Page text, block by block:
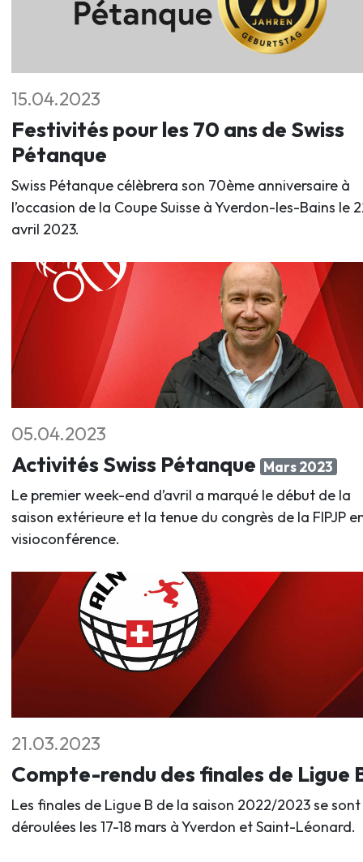
15.04.2023
Festivités pour les 70 ans de Swiss
Pétanque
Swiss Pétanque célèbrera son 70ème anniversaire à
l’occasion de la Coupe Suisse à Yverdon-les-Bains le
avril 2023.
05.04.2023
Activités Swiss Pétanque Mars 2023
Le premier week-end d’avril a marqué le début de la
saison extérieure et la tenue du congrès de la FIPJP
visioconférence.
21.03.2023
Compte-rendu des finales de Ligue
Les finales de Ligue B de la saison 2022/2023 se sont
déroulées les 17-18 mars à Yverdon et Saint-Léonard.